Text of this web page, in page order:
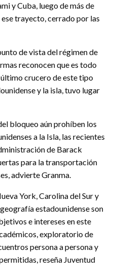
y Cuba, luego de más de
trayecto, cerrado por las
de vista del régimen de
reconocen que es todo
crucero de este tipo
y la isla, tuvo lugar
bloqueo aún prohíben los
a la Isla, las recientes
de Barack
para la transportación
advierte Granma.
York, Carolina del Sur y
estadounidense son
e intereses en este
exploratorio de
persona a persona y
reseña Juventud